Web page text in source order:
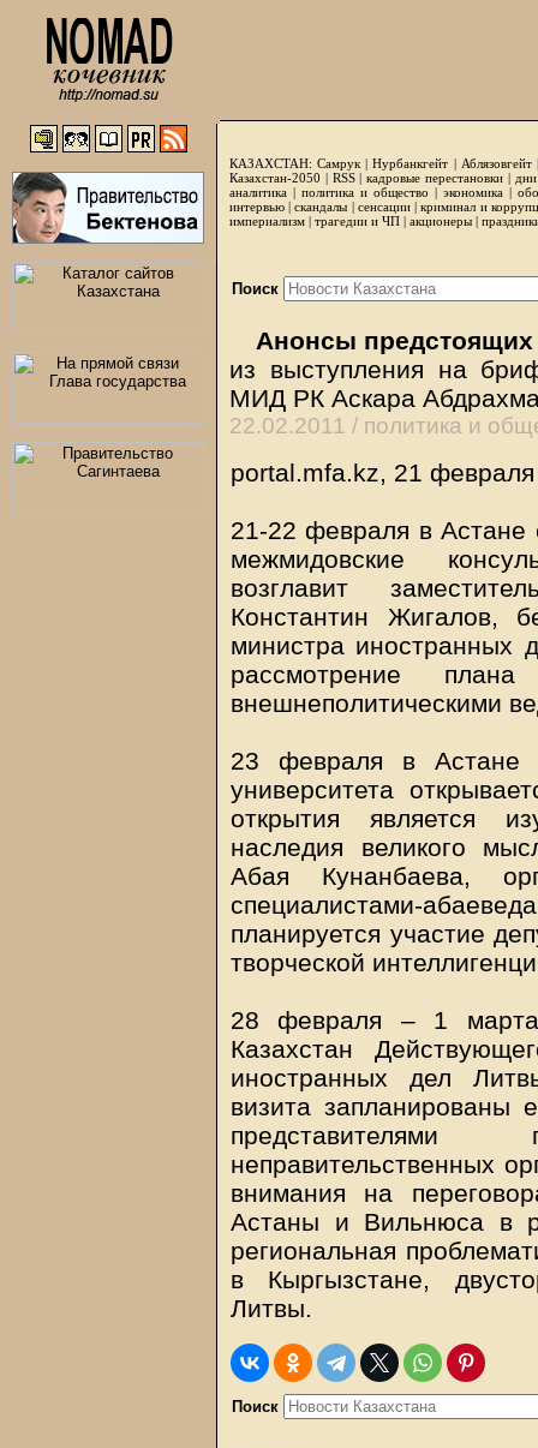
КАЗАХСТАН: Самрук |Нурбанкгейт | Аблязовгейт
Казахстан-2050 | RSS|кадровые перестановки|
аналитика | политика и общество | экономика |
интервью |скандалы | сенсации|криминал и
империализм | трагедии и ЧП | акционеры |
Поиск
Анонсы
из выступления на
МИД РК Аскара
22.02.2011 / политика и
portal.mfa.kz, 21 февраля
21-22 февраля в Астане
межмидовские
возглавит
Константин Жигалов,
министра иностранных
рассмотрение
внешнеполитическими
23 февраля в Астане
университета
открытия является
наследия великого
Абая Кунанбаева,
специалистами-
планируется участие
творческой
28 февраля – 1 марта
Казахстан
иностранных дел
визита запланированы
неправительственных
внимания на
Астаны и Вильнюса в
региональная
в Кыргызстане,
Литвы.
Поиск